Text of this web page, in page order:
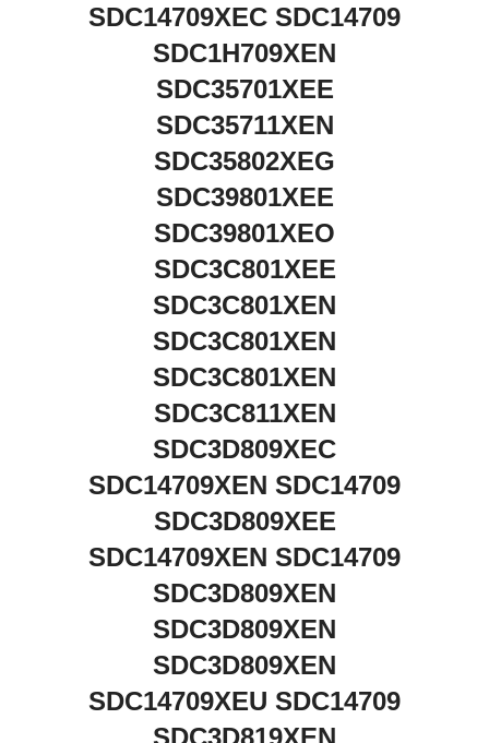
SDC14709XEC SDC14709
SDC1H709XEN
SDC35701XEE
SDC35711XEN
SDC35802XEG
SDC39801XEE
SDC39801XEO
SDC3C801XEE
SDC3C801XEN
SDC3C801XEN
SDC3C801XEN
SDC3C811XEN
SDC3D809XEC
SDC14709XEN SDC14709
SDC3D809XEE
SDC14709XEN SDC14709
SDC3D809XEN
SDC3D809XEN
SDC3D809XEN
SDC14709XEU SDC14709
SDC3D819XEN